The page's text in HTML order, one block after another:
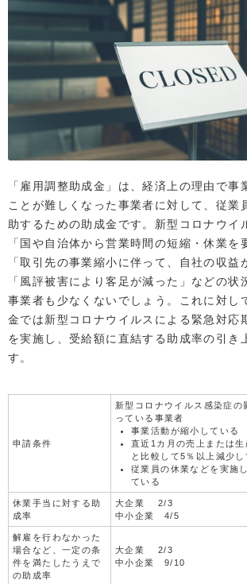
「雇用調整助成金」は、経済上の理由で事
ことが難しくなった事業者に対して、従業
助するための助成金です。新型コロナウイ
「国や自治体から営業時間の短縮・休業を
「取引先の事業縮小に伴って、自社の収益
「風評被害により客足が減った」などの状
事業者も少なくないでしょう。これに対し
金では新型コロナウイルスによる緊急対応
を実施し、受給額に直結する助成率の引き
す。
申請条件
新型コロナウイルス感染症の
っている事業者
事業活動が縮小している
直近1カ月の売上または生
と比較して5％以上減少し
従業員の休業などを実施
ている
休業手当に対する助
成率
大企業 2/3
中小企業 4/5
解雇を行わなかった
場合など、一定の条
件を満たしたうえで
の助成率
大企業 2/3
中小企業 9/10